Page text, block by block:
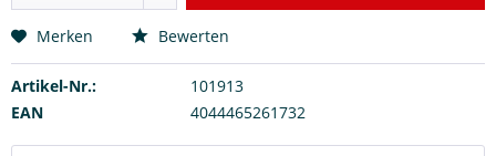
Merken Bewerten
Artikel-Nr.:
101913
EAN
4044465261732